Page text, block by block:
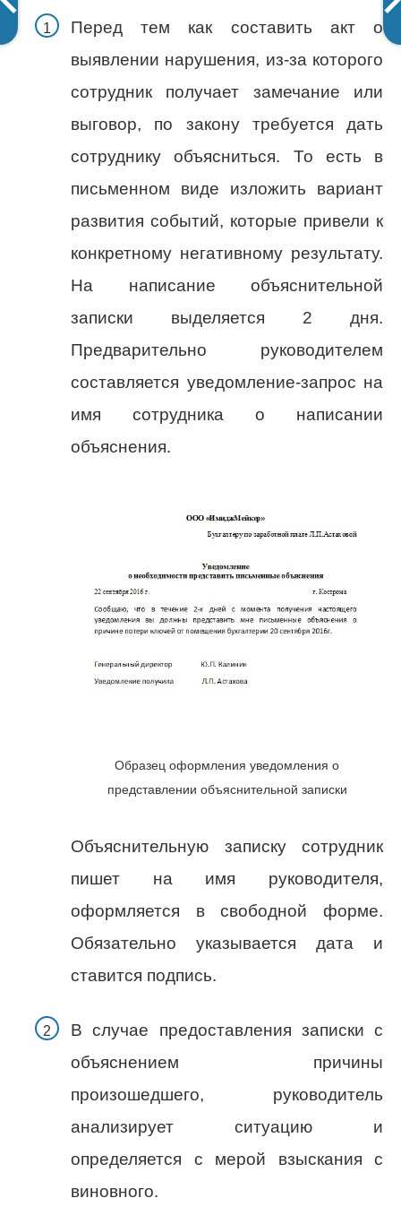
Перед тем как составить акт о
выявлении нарушения, из-за которого
сотрудник получает замечание или
выговор, по закону требуется дать
сотруднику объясниться. То есть в
письменном виде изложить вариант
развития событий, которые привели к
конкретному негативному результату.
На написание объяснительной
записки выделяется 2 дня.
Предварительно руководителем
составляется уведомление-запрос на
имя сотрудника о написании
объяснения.
Образец оформления уведомления о
представлении объяснительной записки
Объяснительную записку сотрудник
пишет на имя руководителя,
оформляется в свободной форме.
Обязательно указывается дата и
ставится подпись.
В случае предоставления записки с
объяснением причины
произошедшего, руководитель
анализирует ситуацию и
определяется с мерой взыскания с
виновного.